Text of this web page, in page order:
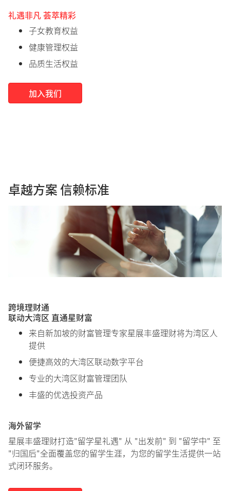
礼遇非凡 荟萃精彩
子女教育权益
健康管理权益
品质生活权益
加入我们
卓越方案 信赖标准
跨境理财通
联动大湾区 直通星财富
来自新加坡的财富管理专家星展丰盛理财将为湾区人
提供
便捷高效的大湾区联动数字平台
专业的大湾区财富管理团队
丰盛的优选投资产品
海外留学
星展丰盛理财打造"留学星礼遇" 从 "出发前" 到 "留学中" 至
"归国后"全面覆盖您的留学生涯，为您的留学生活提供一站
式闭环服务。